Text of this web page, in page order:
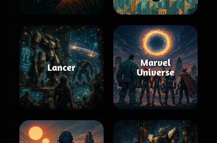
Lancer
Marvel
Universe